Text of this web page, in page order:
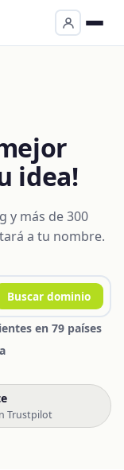
idea!
y más de 300
a tu nombre.
Buscar dominio
en 79 países
·
Trustpilot